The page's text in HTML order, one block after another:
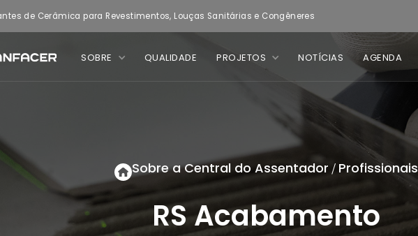
de Cerâmica para Revestimentos, Louças Sanitárias e Congêneres
SOBRE QUALIDADE PROJETOS NOTÍCIAS AGENDA
Sobre a Central do Assentador / Profissionais
RS Acabamento